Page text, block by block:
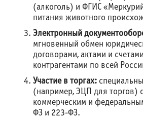
(алкоголь) и ФГИС
питания животного
Электронный
мгновенный обмен
договорами, актами и
контрагентами по всей
Участие в торгах:
(например, ЭЦП для торгов)
коммерческим и
ФЗ и 223-ФЗ.